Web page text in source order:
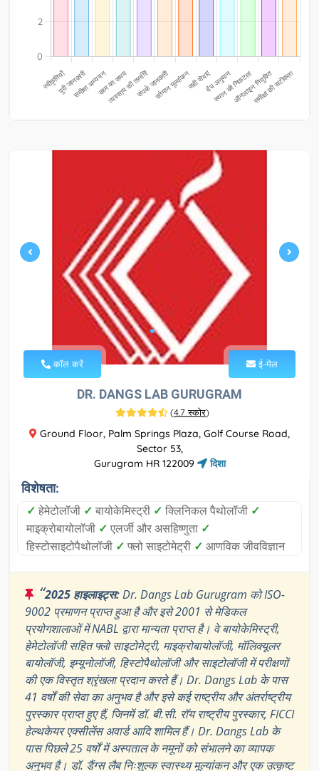
कॉल करें ई-मेल
DR. DANGS LAB GURUGRAM
(4.7 स्कोर)
Ground Floor, Palm Springs Plaza, Golf Course Road,
Sector 53,
Gurugram HR 122009
दिशा
विशेषता:
✓ हेमेटोलॉजी ✓ बायोकेमिस्ट्री ✓ क्लिनिकल पैथोलॉजी ✓
माइक्रोबायोलॉजी ✓ एलर्जी और असहिष्णुता ✓
हिस्टोसाइटोपैथोलॉजी ✓ फ्लो साइटोमेट्री ✓ आणविक जीवविज्ञान
“2025 हाइलाइट्स:Dr. Dangs Lab Gurugram को ISO-
9002 प्रमाणन प्राप्त हुआ है और इसे 2001 से मेडिकल
प्रयोगशालाओं में NABL द्वारा मान्यता प्राप्त है। वे बायोकेमिस्ट्री,
हेमेटोलॉजी सहित फ्लो साइटोमेट्री, माइक्रोबायोलॉजी, मॉलिक्यूलर
बायोलॉजी, इम्यूनोलॉजी, हिस्टोपैथोलॉजी और साइटोलॉजी में परीक्षणों
की एक विस्तृत श्रृंखला प्रदान करते हैं। Dr. Dangs Lab के पास
41 वर्षों की सेवा का अनुभव है और इसे कई राष्ट्रीय और अंतर्राष्ट्रीय
पुरस्कार प्राप्त हुए हैं, जिनमें डॉ. बी.सी. रॉय राष्ट्रीय पुरस्कार, FICCI
हेल्थकेयर एक्सीलेंस अवार्ड आदि शामिल हैं। Dr. Dangs Lab के
पास पिछले 25 वर्षों में अस्पताल के नमूनों को संभालने का व्यापक
अनुभव है। डॉ. डैंग्स लैब निःशुल्क स्वास्थ्य मूल्यांकन और एक उत्कृष्ट